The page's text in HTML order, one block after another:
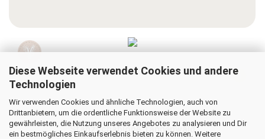
Diese Webseite verwendet Cookies und andere
Technologien
Wir verwenden Cookies und ähnliche Technologien, auch von
Drittanbietern, um die ordentliche Funktionsweise der Website zu
gewährleisten, die Nutzung unseres Angebotes zu analysieren und Dir
ein bestmögliches Einkaufserlebnis bieten zu können. Weitere
Stanzschablone Tannenwald